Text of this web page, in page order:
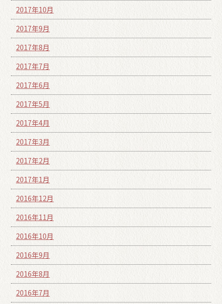
2017年10月
2017年9月
2017年8月
2017年7月
2017年6月
2017年5月
2017年4月
2017年3月
2017年2月
2017年1月
2016年12月
2016年11月
2016年10月
2016年9月
2016年8月
2016年7月